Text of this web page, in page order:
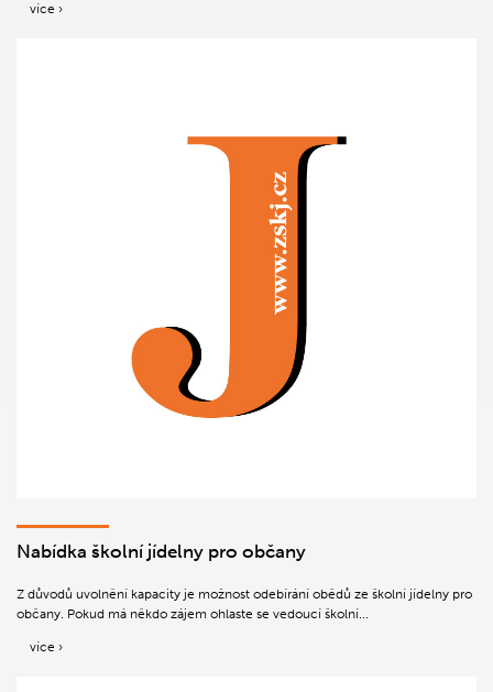
více ›
Nabídka školní jídelny pro občany
Z důvodů uvolnění kapacity je možnost odebírání obědů ze školní jídelny pro
občany. Pokud má někdo zájem ohlaste se vedoucí školní...
více ›